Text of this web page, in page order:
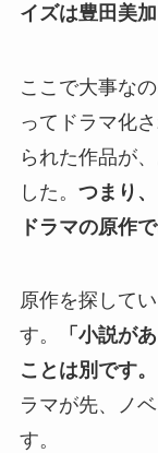
イズは豊田美
ここで大事な
ってドラマ化
られた作品が
した。 つまり
ドラマの原作
原作を探して
す。
「小説が
ことは別です。
ラマが先、ノ
す。